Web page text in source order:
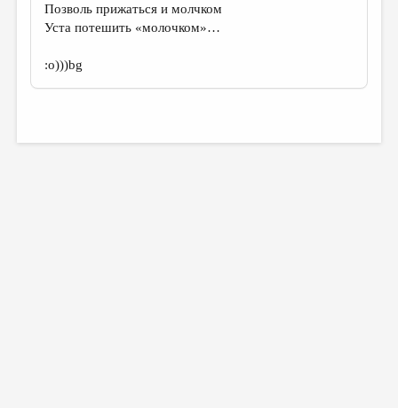
Позволь прижаться и молчком
Уста потешить «молочком»…
:о)))bg